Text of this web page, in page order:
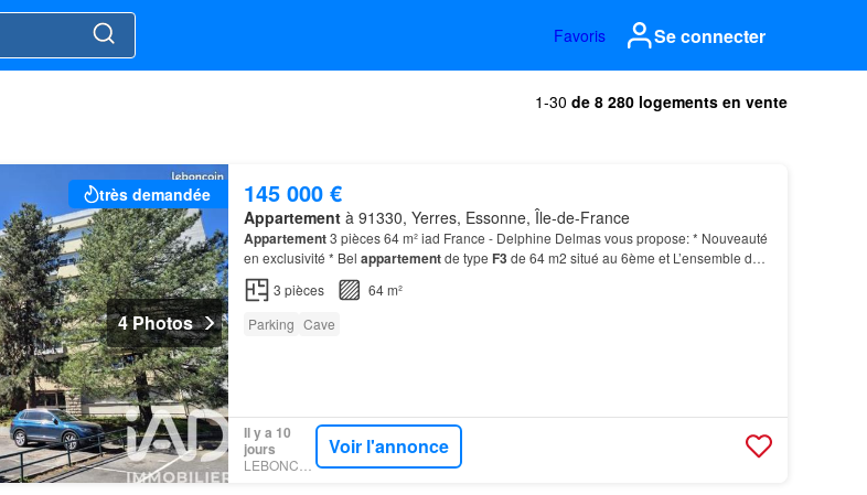
Favoris Se connecter
1-30 de 8 280 logements en vente
très demandée
4 Photos
145 000 €
Appartementà 91330, Yerres, Essonne, Île-de-France
Appartement3 pièces 64 m² iad France - Delphine Delmas vous propose: * Nouveauté
en exclusivité * Bel appartementde type F3de 64 m2 situé au 6ème et L’ensemble de
cetappartementest à rénover (l’électricité est à revoir e…
3 pièces
64 m²
Parking Cave
Il y a 10
jours
LEBONCOIN
Voir l'annonce